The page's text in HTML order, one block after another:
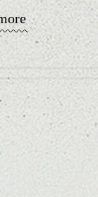
／ヘッド
目立たない
ライト/ダブ
善/TOKIOト
リーチ/イン
ミナカラー/
ショート/バ
毛矯正
ージュカ
ヤと透明
せやす
、
ォルムが
を良く見
もあり、
に雰囲気
タイリン
ので朝の
カット。